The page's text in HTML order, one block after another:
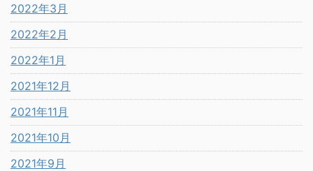
2022年3月
2022年2月
2022年1月
2021年12月
2021年11月
2021年10月
2021年9月